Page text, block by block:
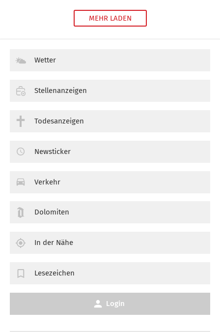
MEHR LADEN
Wetter
Stellenanzeigen
Todesanzeigen
Newsticker
Verkehr
Dolomiten
In der Nähe
Lesezeichen
Login